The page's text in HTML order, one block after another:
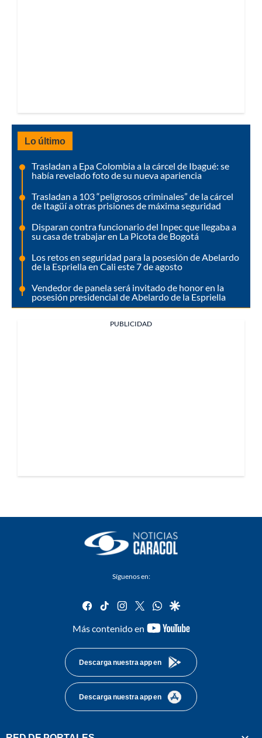
Lo último
Trasladan a Epa Colombia a la cárcel de Ibagué: se
había revelado foto de su nueva apariencia
Trasladan a 103 “peligrosos criminales” de la cárcel
de Itagüí a otras prisiones de máxima seguridad
Disparan contra funcionario del Inpec que llegaba a
su casa de trabajar en La Picota de Bogotá
Los retos en seguridad para la posesión de Abelardo
de la Espriella en Cali este 7 de agosto
Vendedor de panela será invitado de honor en la
posesión presidencial de Abelardo de la Espriella
PUBLICIDAD
Síguenos en:
facebook
tiktok instagram
twitterwhatsapp
google
Más contenido en
youtube-
Descarga nuestra app en
Descarga nuestra app en